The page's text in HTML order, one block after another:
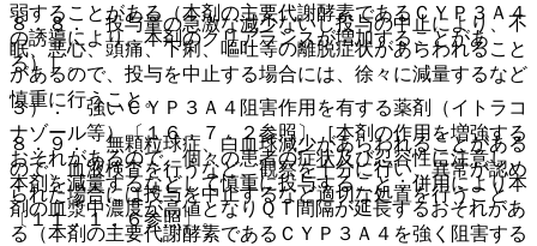
弱することがある（本剤の主要代謝酵素であるＣＹＰ３Ａ４
の誘導により、本剤のクリアランスが増加することがあ
る）］。
３）． 強いＣＹＰ３Ａ４阻害作用を有する薬剤（イトラコ
ナゾール等）〔１６．７．２参照〕［本剤の作用を増強する
おそれがあるので、個々の患者の症状及び忍容性に注意し、
本剤を減量するなどして慎重に投与すること；併用により本
剤の血漿中濃度が高値となりＱＴ間隔が延長するおそれがあ
る（本剤の主要代謝酵素であるＣＹＰ３Ａ４を強く阻害する
８．８． 投与量の急激な減少ないし投与の中止により、不
眠、悪心、頭痛、下痢、嘔吐等の離脱症状があらわれること
があるので、投与を中止する場合には、徐々に減量するなど
慎重に行うこと。
８．９． 無顆粒球症、白血球減少があらわれることがある
ので、血液検査を行うなど、観察を十分に行い、異常が認め
られた場合には投与を中止するなど適切な処置を行うこと
〔１１．１．６参照〕。